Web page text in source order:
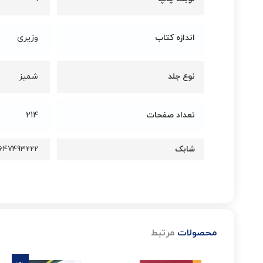
اندازه کتاب وزیری
نوع جلد شمیز
تعداد صفحات 214
شابک
محصولات مرتبط